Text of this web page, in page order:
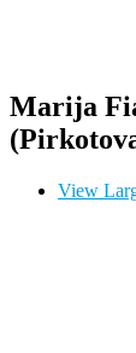
Marija
View